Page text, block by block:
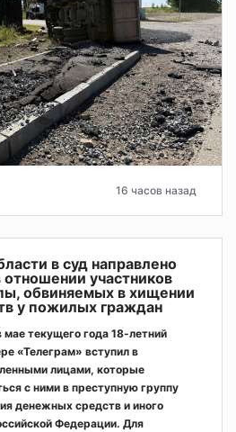
16 часов назад
в суд направлено
участников
обвиняемых в хищении
у пожилых граждан
мае текущего года 18-летний
«Телеграм» вступил в
лицами, которые
с ними в преступную группу
денежных средств и иного
Федерации. Для